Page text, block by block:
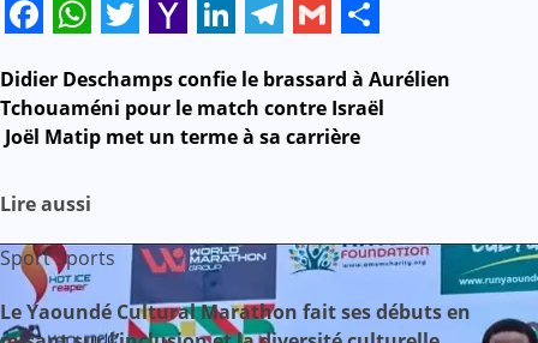
Mail
Navigation
de
l’article
Didier Deschamps confie le brassard à Aurélien
Tchouaméni pour le match contre Israël
Joël Matip met un terme à sa carrière
Lire aussi
SportSports
Le Yaoundé Cultural Marathon fait ses débuts en